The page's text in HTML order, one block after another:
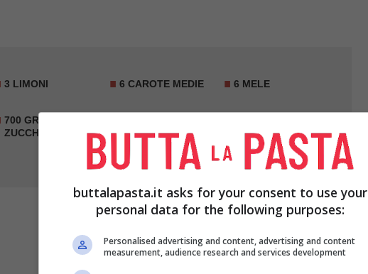
3 LIMONI 6 CAROTE MEDIE 6 MELE
700 GR DI
ZUCCHERO
buttalapasta.it asks for your consent to use your
personal data for the following purposes:
Personalised advertising and content, advertising and content
measurement, audience research and services development